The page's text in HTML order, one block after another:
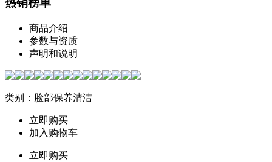
热销榜单
商品介绍
参数与资质
声明和说明
类别：脸部保养清洁
立即购买
加入购物车
立即购买